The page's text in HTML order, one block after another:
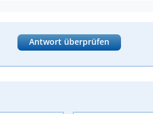
Antwort überprüfen